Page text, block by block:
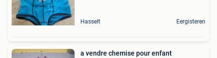
Hasselt Eergisteren
a vendre chemise pour enfant